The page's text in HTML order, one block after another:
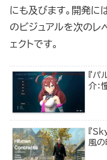
にも及びます。開発に
のビジュアルを次のレ
ェクトです。
『パ
介：
『
風の